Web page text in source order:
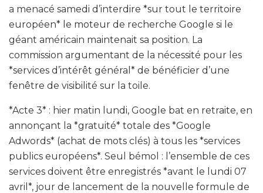
a menacé samedi d’interdire *sur tout le territoire
européen* le moteur de recherche Google si le
géant américain maintenait sa position. La
commission argumentant de la nécessité pour les
*services d’intérêt général* de bénéficier d’une
fenêtre de visibilité sur la toile.
*Acte 3* : hier matin lundi, Google bat en retraite, en
annonçant la *gratuité* totale des *Google
Adwords* (achat de mots clés) à tous les *services
publics européens*. Seul bémol : l’ensemble de ces
services doivent être enregistrés *avant le lundi 07
avril*, jour de lancement de la nouvelle formule de